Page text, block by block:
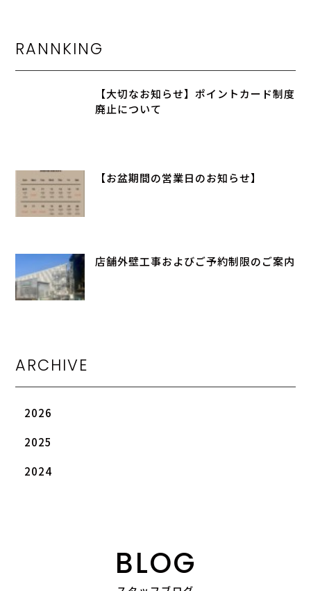
RANNKING
【大切なお知らせ】ポイントカード制度
廃止について
【お盆期間の営業日のお知らせ】
店舗外壁工事およびご予約制限のご案内
ARCHIVE
2026
2025
2024
BLOG